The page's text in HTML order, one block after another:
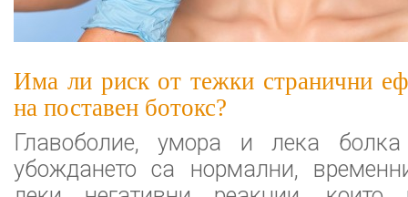
Има ли риск от тежки странични
на поставен ботокс?
Главоболие, умора и лека
убождането са нормални,